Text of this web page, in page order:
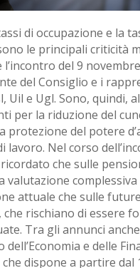
di occupazione e la
le principali criticità
del 9
del Consiglio e i
Uil e Ugl. Sono, quindi,
per la riduzione del
protezione del potere
lavoro. Nel corso
che sulle
valutazione complessiva
attuale che sulle
che rischiano di essere
Tra gli annunci
dell’Economia e delle
dispone a partire dal